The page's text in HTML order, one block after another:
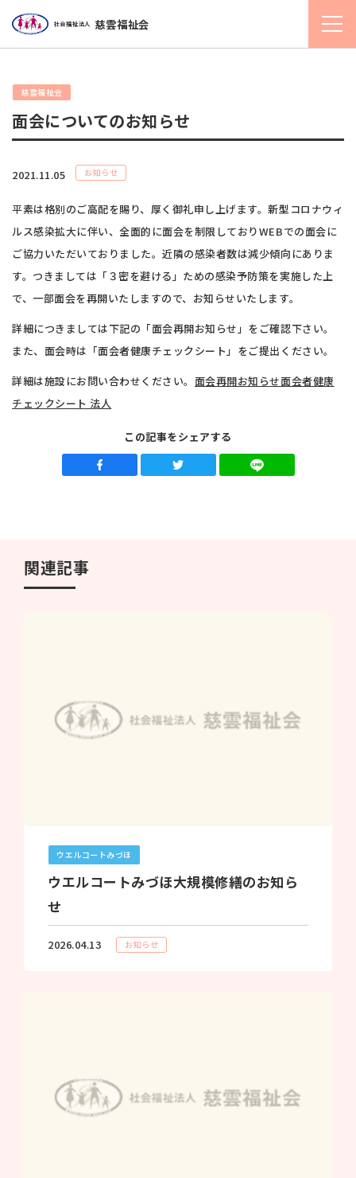
社会福祉法人 慈雲福祉会
慈雲福祉会
面会についてのお知らせ
2021.11.05 お知らせ
平素は格別のご高配を賜り、厚く御礼申し上げます。新型コロナウィ
ルス感染拡大に伴い、全面的に面会を制限しておりWEBでの面会に
ご協力いただいておりました。近隣の感染者数は減少傾向にありま
す。つきましては「３密を避ける」ための感染予防策を実施した上
で、一部面会を再開いたしますので、お知らせいたします。
詳細につきましては下記の「面会再開お知らせ」をご確認下さい。
また、面会時は「面会者健康チェックシート」をご提出ください。
詳細は施設にお問い合わせください。 面会再開お知らせ面会者健康
チェックシート 法人
この記事をシェアする
関連記事
ウエルコートみづほ
ウエルコートみづほ大規模修繕のお知ら
せ
2026.04.13 お知らせ